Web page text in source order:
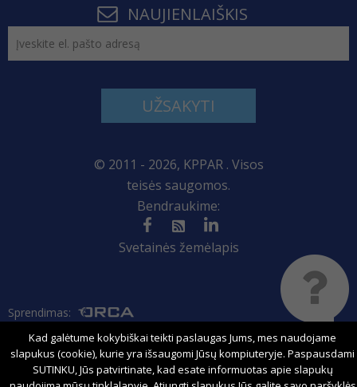
NAUJIENLAIŠKIS
UŽSAKYTI
© 2011 - 2026, KPPAR . Visos
teisės saugomos.
Bendraukime:
Svetainės žemėlapis
Sprendimas:
Kad galėtume kokybiškai teikti paslaugas Jums, mes naudojame
slapukus (cookie), kurie yra išsaugomi Jūsų kompiuteryje. Paspausdami
SUTINKU, Jūs patvirtinate, kad esate informuotas apie slapukų